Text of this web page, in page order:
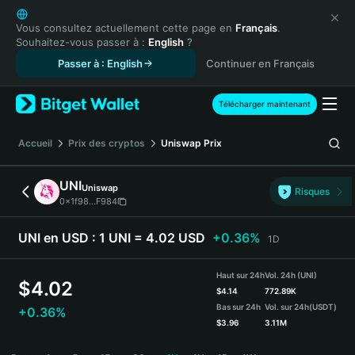
English
日本語
Tiếng Việt
Español (Latinoamérica)
Türkçe
Français
Deutsch
简体中文
繁體中文
Português (Portugal)
Bahasa Indonesia
ภาษาไทย
Español
Español (Argentina)
Vous consultez actuellement cette page en Français.
Souhaitez-vous passer à : English ?
Passer à : English
Continuer en Français
Télécharger maintenant
Accueil Prix des cryptos Uniswap Prix
UNIUniswap
0x1f98...F984
Risques
UNI en USD : 1 UNI = 4.02 USD +0.36% 1D
$4.02
+0.36%
Haut sur 24h
$4.14
Bas sur 24h
$3.96
Vol. 24h (UNI)
772.89K
Vol. sur 24h(USDT)
3.11M